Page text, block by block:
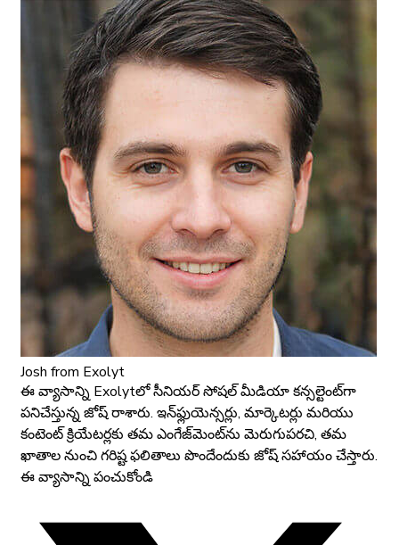
Josh from Exolyt
ఈ వ్యాసాన్ని Exolyt‌లో సీనియర్ సోషల్ మీడియా కన్సల్టెంట్‌గా
పనిచేస్తున్న జోష్ రాశారు. ఇన్‌ఫ్లుయెన్సర్లు, మార్కెటర్లు మరియు
కంటెంట్ క్రియేటర్లకు తమ ఎంగేజ్‌మెంట్‌ను మెరుగుపరచి, తమ
ఖాతాల నుంచి గరిష్ట ఫలితాలు పొందేందుకు జోష్ సహాయం చేస్తారు.
ఈ వ్యాసాన్ని పంచుకోండి